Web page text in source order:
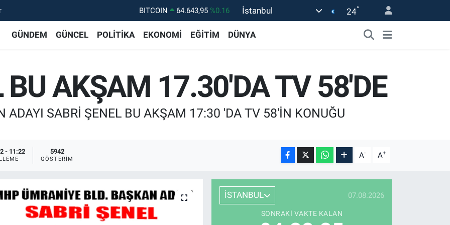
BITCOIN 64.643,95 %0.16
DOLAR
47,6704
GRAM ALTIN
6500.87 %0.12
İstanbul 24°
GÜNDEM GÜNCEL POLİTİKA EKONOMİ EĞİTİM DÜNYA
BU AKŞAM 17.30'DA TV 58'DE
ADAYI SABRİ ŞENEL BU AKŞAM 17:30 'DA TV 58'İN KONUĞU
- 11:22 5942
GÖSTERIM A- A+
İSTANBUL 07.08.2026
SONRAKI VAKTE KALAN